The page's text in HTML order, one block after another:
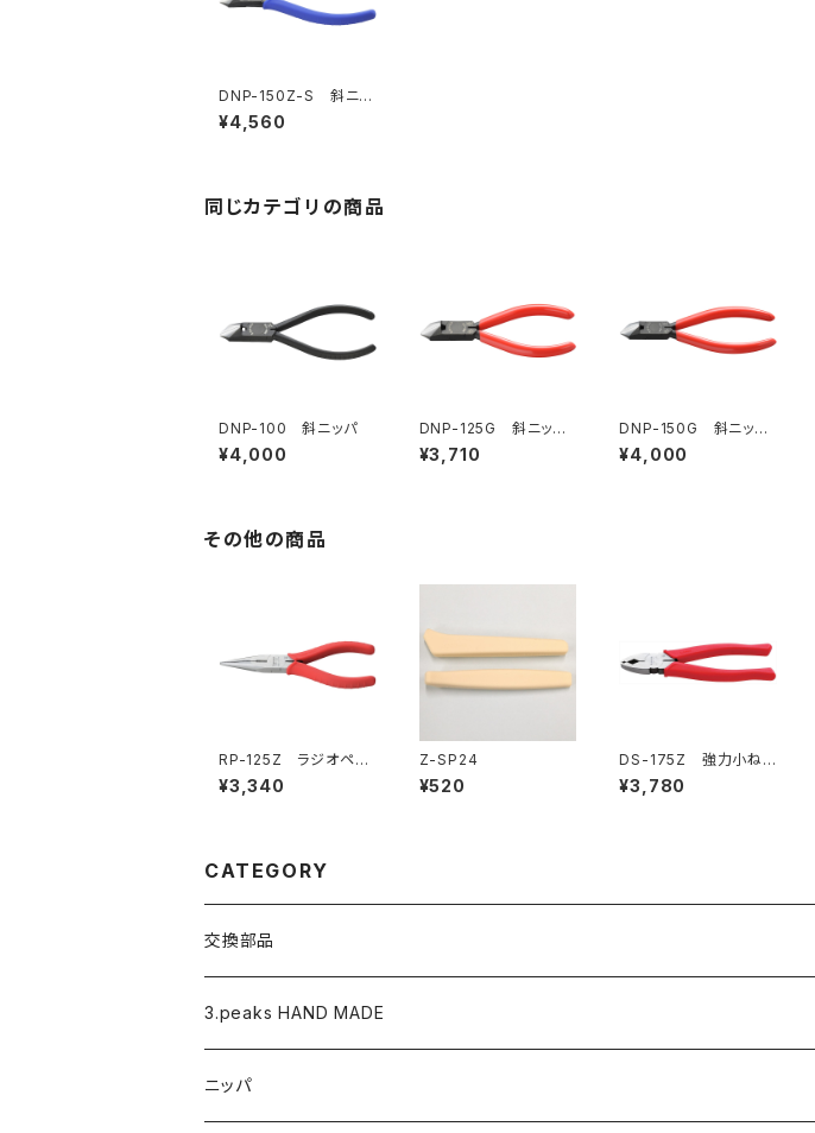
DNP-150Z-S 斜ニッ
パ（バネ付）（※生産終
了）
¥4,560
同じカテゴリの商品
DNP-100 斜ニッパ
¥4,000
DNP-125G 斜ニッパ
（※生産終了）
¥3,710
DNP-150G 斜ニッパ
（※生産終了）
¥4,000
その他の商品
RP-125Z ラジオペン
チ（※生産終了）
¥3,340
Z-SP24
¥520
DS-175Z 強力小ねじ
プライヤー
¥3,780
CATEGORY
交換部品
バネ
ナイロンジョープライヤー用 替えくわえ部
3.peaks HAND MADE
ニッパ
ニッパ